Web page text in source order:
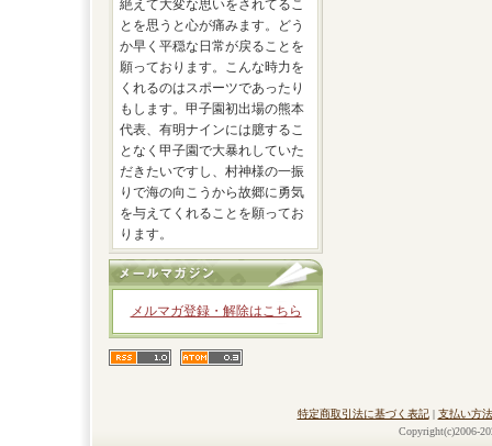
絶えて大変な思いをされてるこ
とを思うと心が痛みます。どう
か早く平穏な日常が戻ることを
願っております。こんな時力を
くれるのはスポーツであったり
もします。甲子園初出場の熊本
代表、有明ナインには臆するこ
となく甲子園で大暴れしていた
だきたいですし、村神様の一振
りで海の向こうから故郷に勇気
を与えてくれることを願ってお
ります。
メルマガ登録・解除はこちら
特定商取引法に基づく表記| 支払い方
Copyright(c)2006-